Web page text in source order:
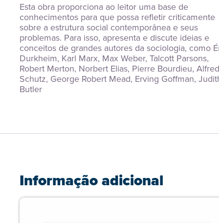
Esta obra proporciona ao leitor uma base de
conhecimentos para que possa refletir criticamente
sobre a estrutura social contemporânea e seus
problemas. Para isso, apresenta e discute ideias e
conceitos de grandes autores da sociologia, como
Durkheim, Karl Marx, Max Weber, Talcott Parsons,
Robert Merton, Norbert Elias, Pierre Bourdieu, Alfred
Schutz, George Robert Mead, Erving Goffman,
Butler
Informação adicional